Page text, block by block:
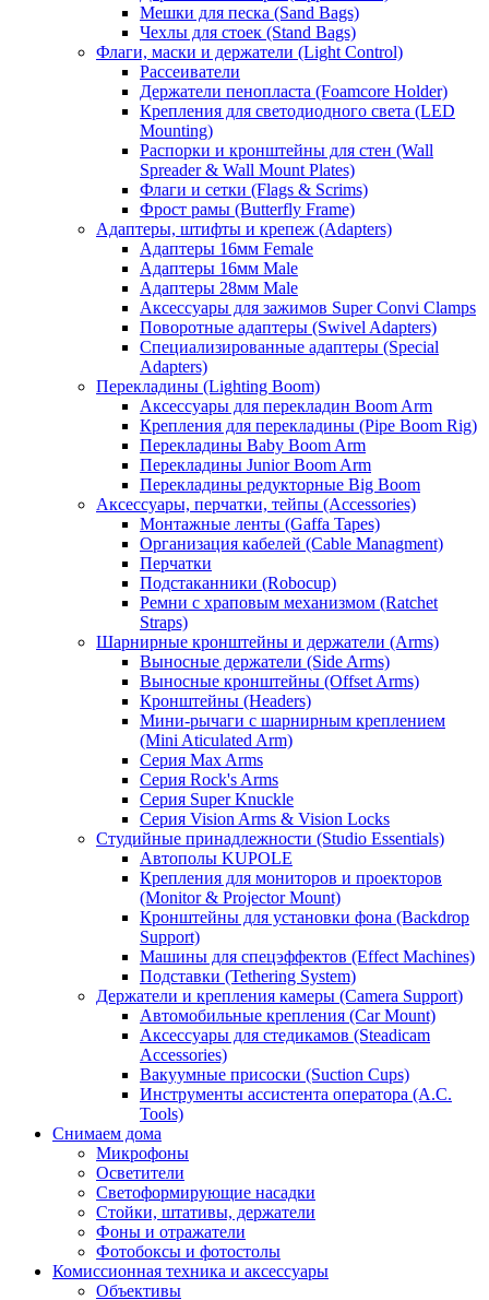
Мешки для песка (Sand Bags)
Чехлы для стоек (Stand Bags)
Флаги, маски и держатели (Light Control)
Рассеиватели
Держатели пенопласта (Foamcore Holder)
Крепления для светодиодного света (LED
Mounting)
Распорки и кронштейны для стен (Wall
Spreader & Wall Mount Plates)
Флаги и сетки (Flags & Scrims)
Фрост рамы (Butterfly Frame)
Адаптеры, штифты и крепеж (Adapters)
Адаптеры 16мм Female
Адаптеры 16мм Male
Адаптеры 28мм Male
Аксессуары для зажимов Super Convi Clamps
Поворотные адаптеры (Swivel Adapters)
Специализированные адаптеры (Special
Adapters)
Перекладины (Lighting Boom)
Аксессуары для перекладин Boom Arm
Крепления для перекладины (Pipe Boom Rig)
Перекладины Baby Boom Arm
Перекладины Junior Boom Arm
Перекладины редукторные Big Boom
Аксессуары, перчатки, тейпы (Accessories)
Монтажные ленты (Gaffa Tapes)
Организация кабелей (Cable Managment)
Перчатки
Подстаканники (Robocup)
Ремни с храповым механизмом (Ratchet
Straps)
Шарнирные кронштейны и держатели (Arms)
Выносные держатели (Side Arms)
Выносные кронштейны (Offset Arms)
Кронштейны (Headers)
Мини-рычаги с шарнирным креплением
(Mini Aticulated Arm)
Серия Max Arms
Серия Rock's Arms
Серия Super Knuckle
Серия Vision Arms & Vision Locks
Студийные принадлежности (Studio Essentials)
Автополы KUPOLE
Крепления для мониторов и проекторов
(Monitor & Projector Mount)
Кронштейны для установки фона (Backdrop
Support)
Машины для спецэффектов (Effect Machines)
Подставки (Tethering System)
Держатели и крепления камеры (Camera Support)
Автомобильные крепления (Car Mount)
Аксессуары для стедикамов (Steadicam
Accessories)
Вакуумные присоски (Suction Cups)
Инструменты ассистента оператора (A.C.
Tools)
Снимаем дома
Микрофоны
Осветители
Светоформирующие насадки
Стойки, штативы, держатели
Фоны и отражатели
Фотобоксы и фотостолы
Комиссионная техника и аксессуары
Объективы